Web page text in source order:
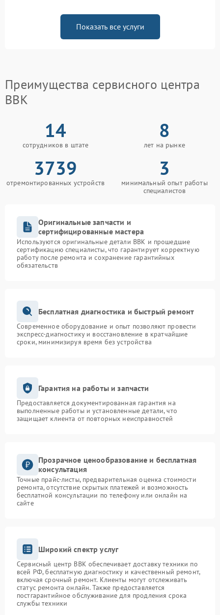
Показать все услуги
Преимущества сервисного центра
BBK
14
сотрудников в штате
8
лет на рынке
3739
отремонтированных устройств
3
минимальный опыт работы
специалистов
Оригинальные запчасти и
сертифицированные мастера
Используются оригинальные детали BBK и прошедшие
сертификацию специалисты, что гарантирует корректную
работу после ремонта и сохранение гарантийных
обязательств
Бесплатная диагностика и быстрый ремонт
Современное оборудование и опыт позволяют провести
экспресс-диагностику и восстановление в кратчайшие
сроки, минимизируя время без устройства
Гарантия на работы и запчасти
Предоставляется документированная гарантия на
выполненные работы и установленные детали, что
защищает клиента от повторных неисправностей
Прозрачное ценообразование и бесплатная
консультация
Точные прайс-листы, предварительная оценка стоимости
ремонта, отсутствие скрытых платежей и возможность
бесплатной консультации по телефону или онлайн на
сайте
Широкий спектр услуг
Сервисный центр BBK обеспечивает доставку техники по
всей РФ, бесплатную диагностику и качественный ремонт,
включая срочный ремонт. Клиенты могут отслеживать
статус ремонта онлайн. Также предоставляется
постгарантийное обслуживание для продления срока
службы техники